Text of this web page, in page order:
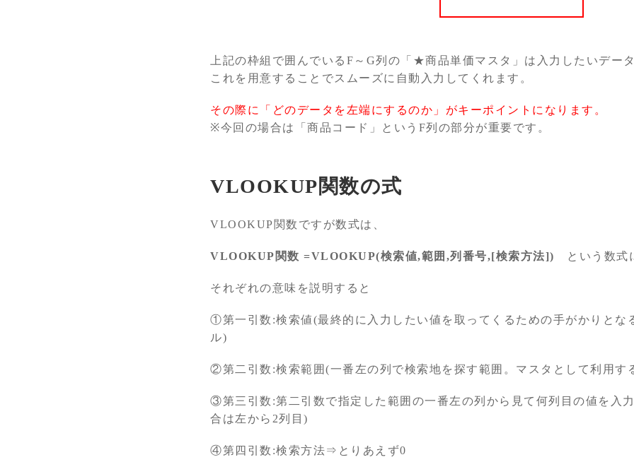
上記の枠組で囲んでいるF～G列の「★商品単価マスタ」は入力したいデー
これを用意することでスムーズに自動入力してくれます。
その際に「どのデータを左端にするのか」がキーポイントになります。
※今回の場合は「商品コード」というF列の部分が重要です。
VLOOKUP関数の式
VLOOKUP関数ですが数式は、
VLOOKUP 関数 =VLOOKUP(検索値,範囲,列番号,[検索方法]) という数式
それぞれの意味を説明すると
①第一引数:検索値(最終的に入力したい値を取ってくるための手がかりとな
ル)
②第二引数:検索範囲(一番左の列で検索地を探す範囲。マスタとして利用す
③第三引数:第二引数で指定した範囲の一番左の列から見て何列目の値を入
合は左から2列目)
④第四引数:検索方法⇒とりあえず0